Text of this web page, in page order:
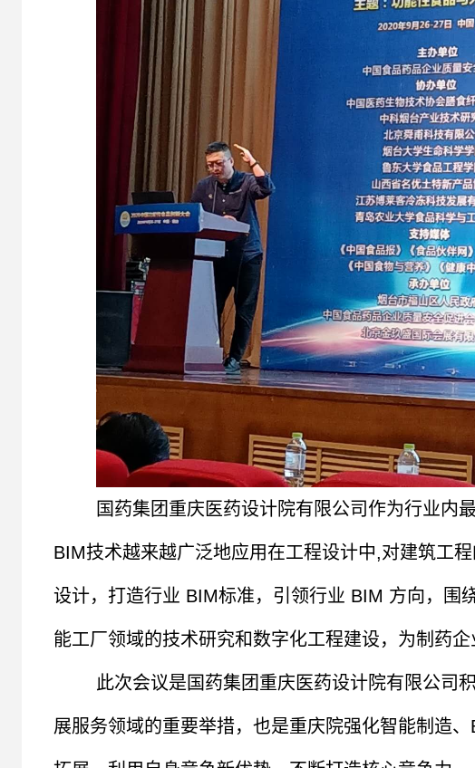
国药集团重庆医药设计院有限公司作为行业内
BIM技术越来越广泛地应用在工程设计中,对建筑工
设计，打造行业 BIM标准，引领行业 BIM 方向，围
能工厂领域的技术研究和数字化工程建设，为制药
此次会议是国药集团重庆医药设计院有限公司
展服务领域的重要举措，也是重庆院强化智能制造